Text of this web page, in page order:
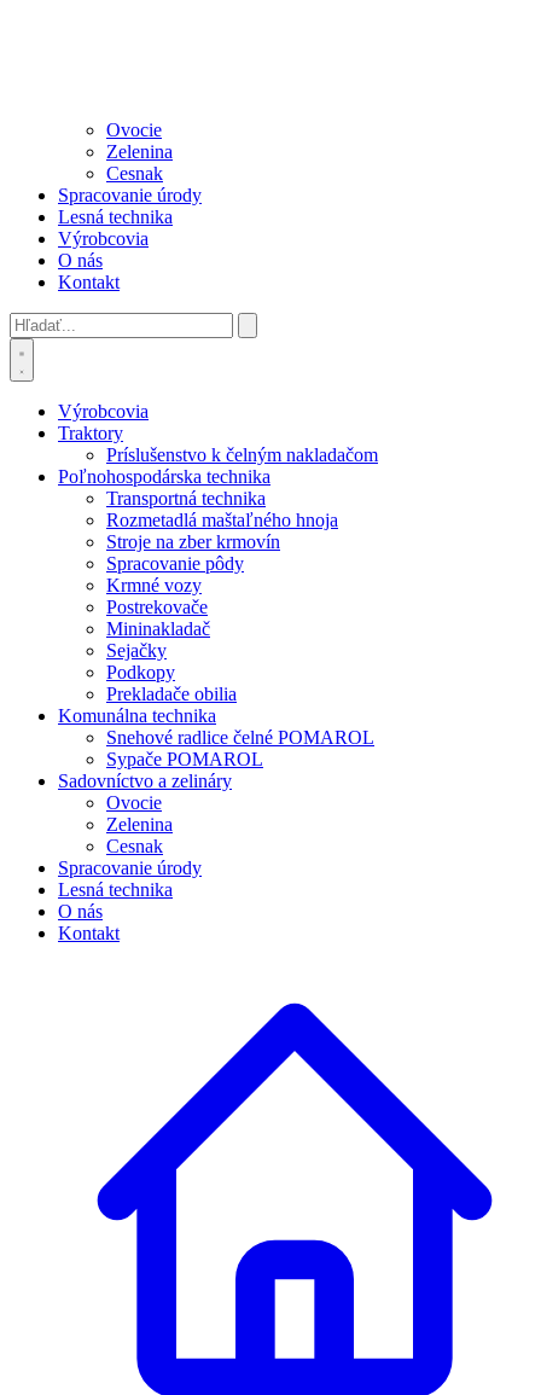
Ovocie
Zelenina
Cesnak
Spracovanie úrody
Lesná technika
Výrobcovia
O nás
Kontakt
Výrobcovia
Traktory
Príslušenstvo k čelným nakladačom
Poľnohospodárska technika
Transportná technika
Rozmetadlá maštaľného hnoja
Stroje na zber krmovín
Spracovanie pôdy
Krmné vozy
Postrekovače
Mininakladač
Sejačky
Podkopy
Prekladače obilia
Komunálna technika
Snehové radlice čelné POMAROL
Sypače POMAROL
Sadovníctvo a zelináry
Ovocie
Zelenina
Cesnak
Spracovanie úrody
Lesná technika
O nás
Kontakt